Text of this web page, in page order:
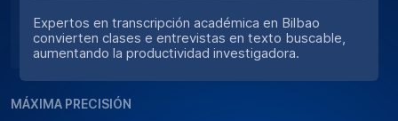
Expertos en transcripción académica en Bilbao
convierten clases e entrevistas en texto buscable,
aumentando la productividad investigadora.
MÁXIMA PRECISIÓN